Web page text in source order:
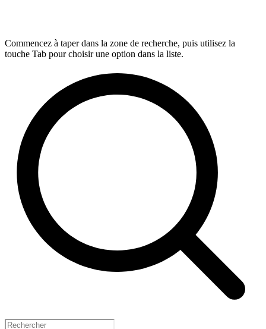
Commencez à taper dans la zone de recherche, puis utilisez la
touche Tab pour choisir une option dans la liste.